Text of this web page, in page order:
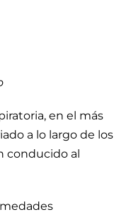
en el más
a lo largo de los
conducido al